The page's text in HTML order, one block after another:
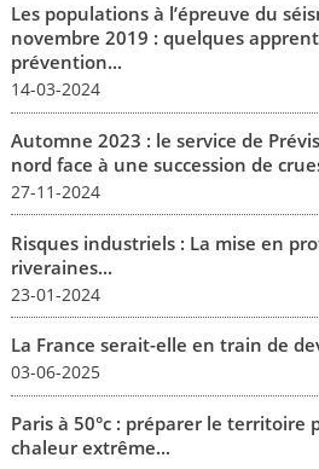
Les populations à l’épreuve du
novembre 2019 : quelques
prévention...
14-03-2024
Automne 2023 : le service de
nord face à une succession de
27-11-2024
Risques industriels : La mise en
riveraines...
23-01-2024
La France serait-elle en train de
03-06-2025
Paris à 50°c : préparer le territoire
chaleur extrême...